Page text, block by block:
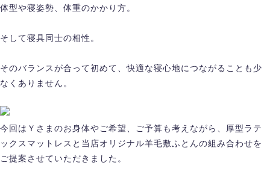
体型や寝姿勢、体重のかかり方。
そして寝具同士の相性。
そのバランスが合って初めて、快適な寝心地につながることも少
なくありません。
今回はＹさまのお身体やご希望、ご予算も考えながら、厚型ラテ
ックスマットレスと当店オリジナル羊毛敷ふとんの組み合わせを
ご提案させていただきました。